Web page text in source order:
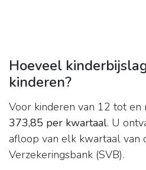
Hoeveel
kinderen?
Voor kinderen van 12 tot en
373,85 per kwartaal. U
afloop van elk kwartaal van
Verzekeringsbank (SVB).